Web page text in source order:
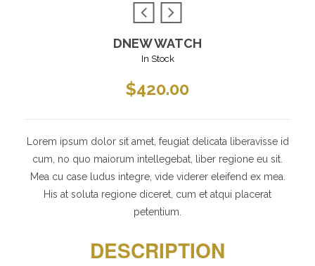
DNEW WATCH
In Stock
$420.00
Lorem ipsum dolor sit amet, feugiat delicata liberavisse id
cum, no quo maiorum intellegebat, liber regione eu sit.
Mea cu case ludus integre, vide viderer eleifend ex mea.
His at soluta regione diceret, cum et atqui placerat
petentium.
DESCRIPTION